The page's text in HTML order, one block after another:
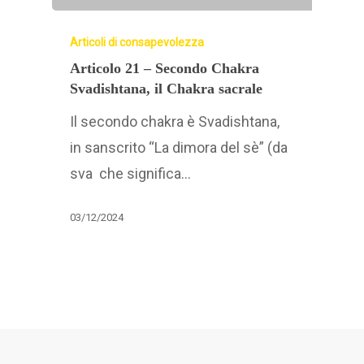
Articoli di consapevolezza
Articolo 21 – Secondo Chakra
Svadishtana, il Chakra sacrale
Il secondo chakra è Svadishtana,
in sanscrito “La dimora del sè” (da
sva che significa…
03/12/2024